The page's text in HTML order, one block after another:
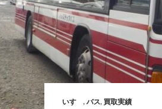
いすゞ , バス, 買取実績